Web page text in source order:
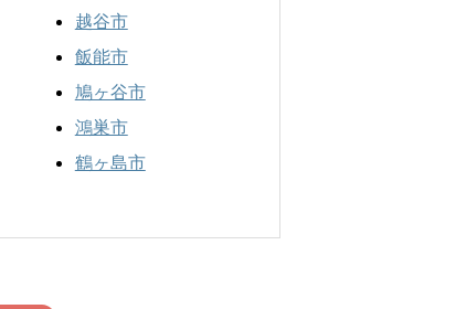
越谷市
飯能市
鳩ヶ谷市
鴻巣市
鶴ヶ島市